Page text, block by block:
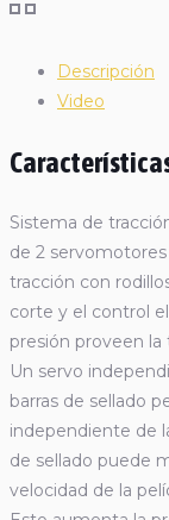
Descripción
Video
Sistema de
de 2
tracción con
corte y el control
presión proveen la
Un servo
barras de sellado
independiente de
de sellado puede
velocidad de la